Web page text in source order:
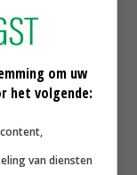
platteland
om uw
het volgende:
van diensten